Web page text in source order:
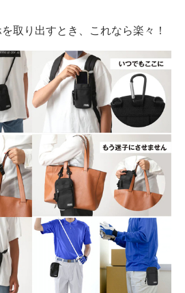
取り出すとき、これなら楽々！